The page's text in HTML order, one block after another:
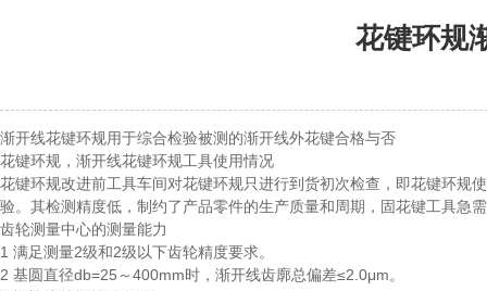
花键环规
渐开线花键环规用于综合检验被测的渐开线外花键合格与否
花键环规，渐开线花键环规工具使用情况
花键环规改进前工具车间对花键环规只进行到货初次检查，即花键环规
验。其检测精度低，制约了产品零件的生产质量和周期，固花键工具急
齿轮测量中心的测量能力
1 满足测量2级和2级以下齿轮精度要求。
2 基圆直径db=25～400mm时，渐开线齿廓总偏差≤2.0μm。